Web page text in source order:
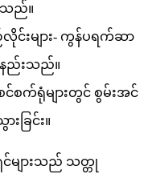
သည်။
င်းများ- ကွန်ပရက်ဆာ
နည်းသည်။
စက်ရုံများတွင် စွမ်းအင်
ခြင်း။
များသည် သတ္တု